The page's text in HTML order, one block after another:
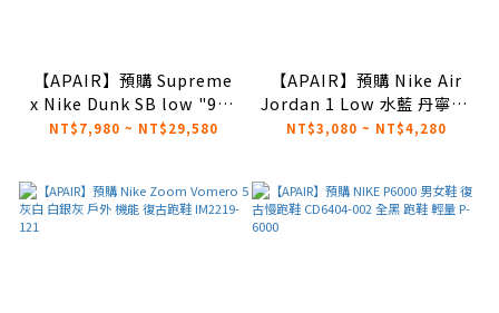
【APAIR】預購 Supreme
x Nike Dunk SB low "94"
pack 聯名款 黑 白 藍 綠 紫
NT$7,980 ~ NT$29,580
【APAIR】預購 Nike Air
Jordan 1 Low 水藍 丹寧 女
款 白藍 奶油底 HQ2004-
NT$3,080 ~ NT$4,280